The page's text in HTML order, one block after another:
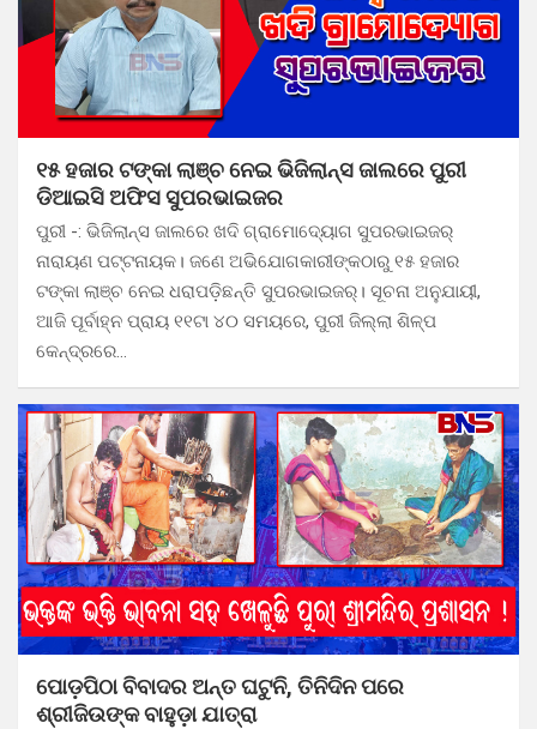
୧୫ ହଜାର ଟଙ୍କା ଲାଞ୍ଚ ନେଇ ଭିଜିଲାନ୍ସ ଜାଲରେ ପୁରୀ
ଡିଆଇସି ଅଫିସ ସୁପରଭାଇଜର
ପୁରୀ -: ଭିଜିଲାନ୍ସ ଜାଲରେ ଖଦି ଗ୍ରାମୋଦ୍ୟୋଗ ସୁପରଭାଇଜର୍
ନାରାୟଣ ପଟ୍ଟନାୟକ। ଜଣେ ଅଭିଯୋଗକାରୀଙ୍କଠାରୁ ୧୫ ହଜାର
ଟଙ୍କା ଲାଞ୍ଚ ନେଇ ଧରାପଡ଼ିଛନ୍ତି ସୁପରଭାଇଜର୍। ସୂଚନା ଅନୁଯାୟୀ,
ଆଜି ପୂର୍ବାହ୍ନ ପ୍ରାୟ ୧୧ଟା ୪୦ ସମୟରେ, ପୁରୀ ଜିଲ୍ଲା ଶିଳ୍ପ
କେନ୍ଦ୍ରରେ…
ପୋଡ଼ପିଠା ବିବାଦର ଅନ୍ତ ଘଟୁନି, ତିନିଦିନ ପରେ
ଶ୍ରୀଜିଉଙ୍କ ବାହୁଡ଼ା ଯାତ୍ରା